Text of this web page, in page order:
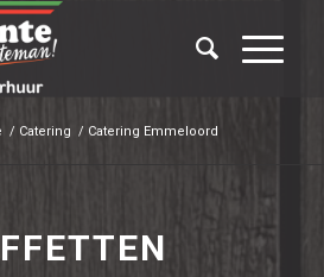
/ Catering / Catering Emmeloord